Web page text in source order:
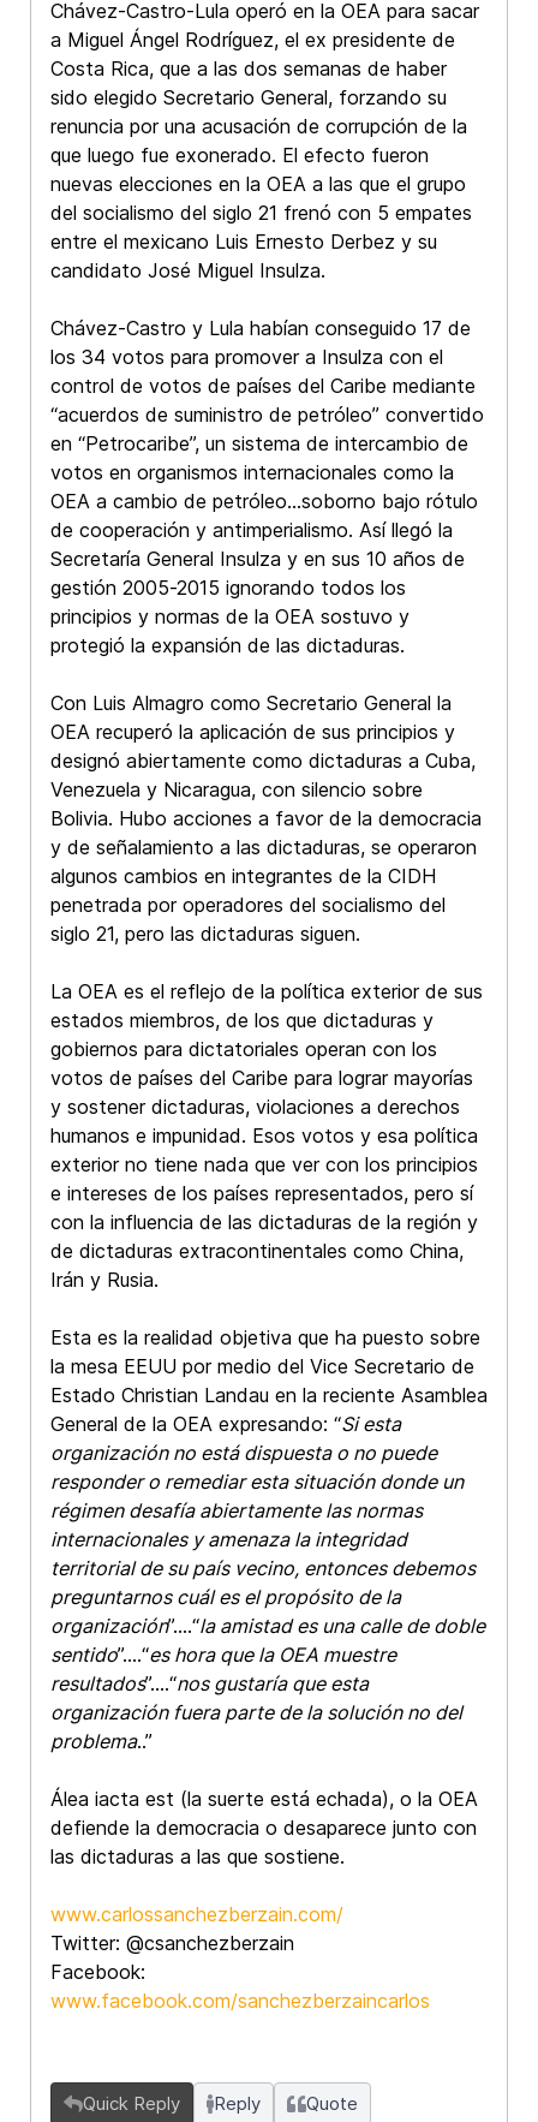
Chávez-Castro-Lula operó en la OEA para sacar
a Miguel Ángel Rodríguez, el ex presidente de
Costa Rica, que a las dos semanas de haber
sido elegido Secretario General, forzando su
renuncia por una acusación de corrupción de la
que luego fue exonerado. El efecto fueron
nuevas elecciones en la OEA a las que el grupo
del socialismo del siglo 21 frenó con 5 empates
entre el mexicano Luis Ernesto Derbez y su
candidato José Miguel Insulza.
Chávez-Castro y Lula habían conseguido 17 de
los 34 votos para promover a Insulza con el
control de votos de países del Caribe mediante
“acuerdos de suministro de petróleo” convertido
en “Petrocaribe”, un sistema de intercambio de
votos en organismos internacionales como la
OEA a cambio de petróleo…soborno bajo rótulo
de cooperación y antimperialismo. Así llegó la
Secretaría General Insulza y en sus 10 años de
gestión 2005-2015 ignorando todos los
principios y normas de la OEA sostuvo y
protegió la expansión de las dictaduras.
Con Luis Almagro como Secretario General la
OEA recuperó la aplicación de sus principios y
designó abiertamente como dictaduras a Cuba,
Venezuela y Nicaragua, con silencio sobre
Bolivia. Hubo acciones a favor de la democracia
y de señalamiento a las dictaduras, se operaron
algunos cambios en integrantes de la CIDH
penetrada por operadores del socialismo del
siglo 21, pero las dictaduras siguen.
La OEA es el reflejo de la política exterior de sus
estados miembros, de los que dictaduras y
gobiernos para dictatoriales operan con los
votos de países del Caribe para lograr mayorías
y sostener dictaduras, violaciones a derechos
humanos e impunidad. Esos votos y esa política
exterior no tiene nada que ver con los principios
e intereses de los países representados, pero sí
con la influencia de las dictaduras de la región y
de dictaduras extracontinentales como China,
Irán y Rusia.
Esta es la realidad objetiva que ha puesto sobre
la mesa EEUU por medio del Vice Secretario de
Estado Christian Landau en la reciente Asamblea
General de la OEA expresando: “Si esta
organización no está dispuesta o no puede
responder o remediar esta situación donde un
régimen desafía abiertamente las normas
internacionales y amenaza la integridad
territorial de su país vecino, entonces debemos
preguntarnos cuál es el propósito de la
organización”….“la amistad es una calle de doble
sentido”….“es hora que la OEA muestre
resultados”….“nos gustaría que esta
organización fuera parte de la solución no del
problema..”
Álea iacta est (la suerte está echada), o la OEA
defiende la democracia o desaparece junto con
las dictaduras a las que sostiene.
www.carlossanchezberzain.com/
Twitter: @csanchezberzain
Facebook:
www.facebook.com/sanchezberzaincarlos
Quick Reply Reply Quote